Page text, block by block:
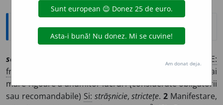
Explicative DEX
severit
E:
fr
Respectare cu cea mai
mare rigoare a anumitor lucruri (considerate obligatorii
sau recomandabile) Si: strășnicie,strictețe.2 Manifestare,
Am donat deja.